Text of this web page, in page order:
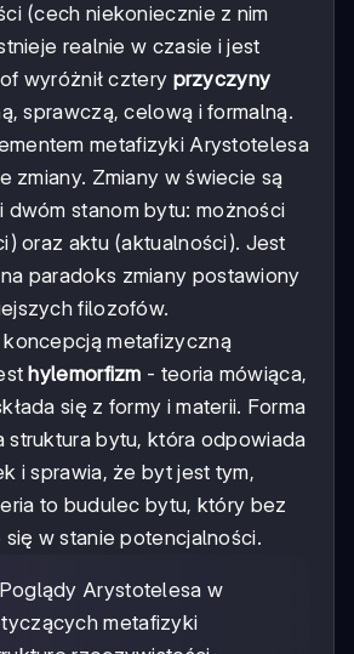
(cech niekoniecznie z nim
realnie w czasie i jest
wyróżnił cztery przyczyny
sprawczą, celową i formalną.
metafizyki Arystotelesa
zmiany. Zmiany w świecie są
dwóm stanom bytu: możności
oraz aktu (aktualności). Jest
paradoks zmiany postawiony
filozofów.
koncepcją metafizyczną
hylemorfizm - teoria mówiąca,
się z formy i materii. Forma
struktura bytu, która odpowiada
i sprawia, że byt jest tym,
to budulec bytu, który bez
się w stanie potencjalności.
Arystotelesa w
metafizyki